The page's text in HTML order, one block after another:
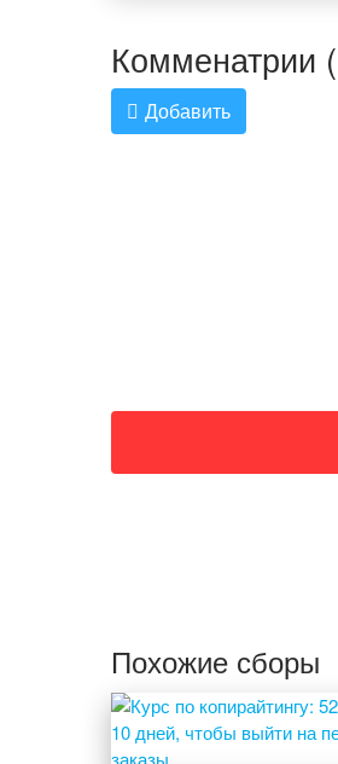
Комменатрии
Добавить
Похожие сборы